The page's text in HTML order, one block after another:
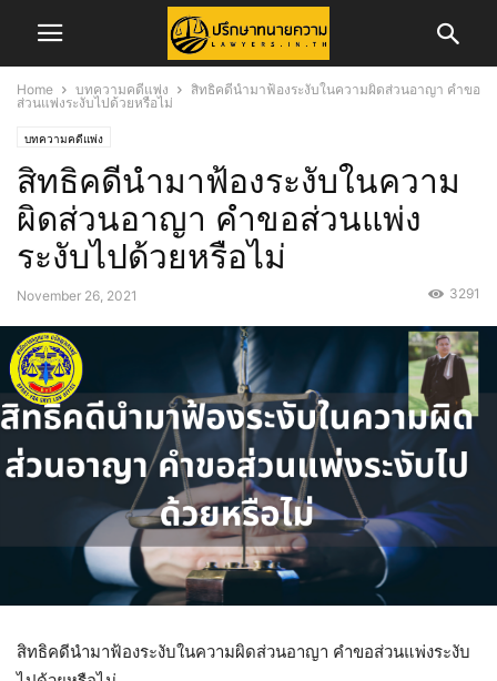
Home บทความคดีแพ่ง
สิทธิคดีนำมาฟ้องระงับในความผิดส่วนอาญา คำขอ
ส่วนแพ่งระงับไปด้วยหรือไม่
บทความคดีแพ่ง
สิทธิคดีนำมาฟ้องระงับในความ
ผิดส่วนอาญา คำขอส่วนแพ่ง
ระงับไปด้วยหรือไม่
November 26, 2021 3291
สิทธิคดีนำมาฟ้องระงับในความผิดส่วนอาญา คำขอส่วนแพ่งระงับ